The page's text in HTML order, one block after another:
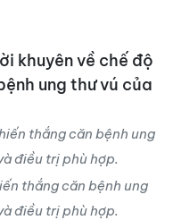
khuyên về chế độ
ung thư vú của
thắng căn bệnh ung
điều trị phù hợp.